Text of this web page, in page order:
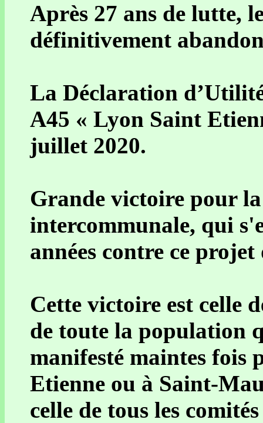
Après 27 ans de lutte,
définitivement
La Déclaration
A45 « Lyon Saint
juillet 2020.
Grande victoire pour
intercommunale, qui
années contre ce projet
Cette victoire est celle
de toute la population
manifesté maintes fois
Etienne ou à Saint-
celle de tous les